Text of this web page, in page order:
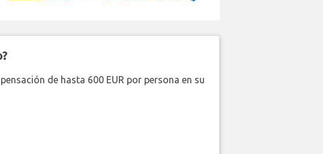
de hasta 600 EUR por persona en su